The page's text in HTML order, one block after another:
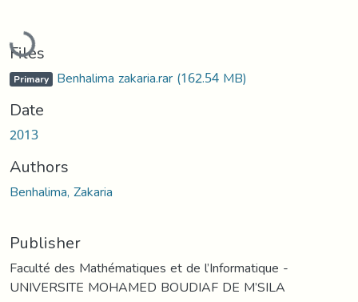
Loading...
Files
Primary Benhalima zakaria.rar(162.54 MB)
Date
2013
Authors
Benhalima, Zakaria
Publisher
Faculté des Mathématiques et de l’Informatique -
UNIVERSITE MOHAMED BOUDIAF DE M’SILA